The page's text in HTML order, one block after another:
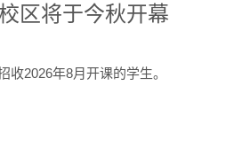
区将于今秋开幕
收2026年8月开课的学生。